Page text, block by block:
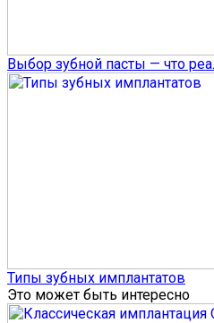
Выбор зубной пасты — что
Типы зубных имплантатов
Это может быть интересно